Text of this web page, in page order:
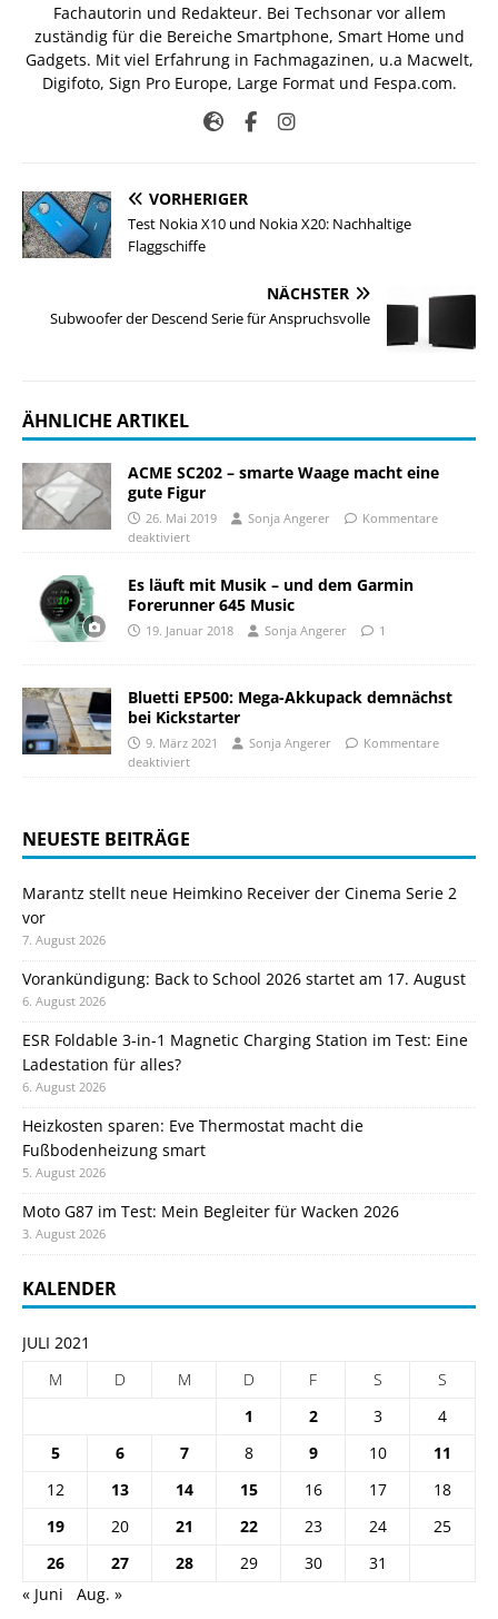
Fachautorin und Redakteur. Bei Techsonar vor allem
zuständig für die Bereiche Smartphone, Smart Home und
Gadgets. Mit viel Erfahrung in Fachmagazinen, u.a Macwelt,
Digifoto, Sign Pro Europe, Large Format und Fespa.com.
VORHERIGER
Test Nokia X10 und Nokia X20: Nachhaltige
Flaggschiffe
NÄCHSTER
Subwoofer der Descend Serie für Anspruchsvolle
ÄHNLICHE ARTIKEL
ACME SC202 – smarte Waage macht eine
gute Figur
26. Mai 2019 Sonja Angerer
Kommentare
deaktiviert
Es läuft mit Musik – und dem Garmin
Forerunner 645 Music
19. Januar 2018 Sonja Angerer 1
Bluetti EP500: Mega-Akkupack demnächst
bei Kickstarter
9. März 2021 Sonja Angerer
Kommentare
deaktiviert
NEUESTE BEITRÄGE
Marantz stellt neue Heimkino Receiver der Cinema Serie 2
vor
7. August 2026
Vorankündigung: Back to School 2026 startet am 17. August
6. August 2026
ESR Foldable 3-in-1 Magnetic Charging Station im Test: Eine
Ladestation für alles?
6. August 2026
Heizkosten sparen: Eve Thermostat macht die
Fußbodenheizung smart
5. August 2026
Moto G87 im Test: Mein Begleiter für Wacken 2026
3. August 2026
KALENDER
JULI 2021
M
D M D F S
S
1
2 3
4
5
6 7 8 9 10
11
12
13 14 15 16 17
18
19
20 21 22 23 24
25
26
27 28 29 30
31
« Juni
Aug. »